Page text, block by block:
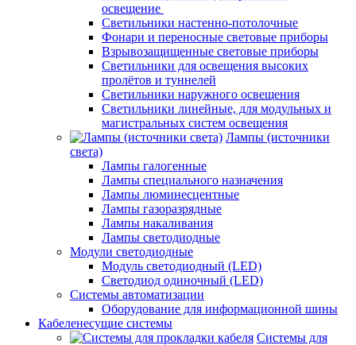
освещение
Светильники настенно-потолочные
Фонари и переносные световые приборы
Взрывозащищенные световые приборы
Светильники для освещения высоких
пролётов и туннелей
Светильники наружного освещения
Светильники линейные, для модульных и
магистральных систем освещения
Лампы (источники
света)
Лампы галогенные
Лампы специального назначения
Лампы люминесцентные
Лампы газоразрядные
Лампы накаливания
Лампы светодиодные
Модули светодиодные
Модуль светодиодный (LED)
Светодиод одиночный (LED)
Системы автоматизации
Оборудование для информационной шины
Кабеленесущие системы
Системы для